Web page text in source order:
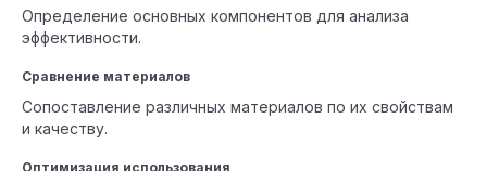
Определение основных компонентов для анализа
эффективности.
Сравнение материалов
Сопоставление различных материалов по их свойствам
и качеству.
Оптимизация использования